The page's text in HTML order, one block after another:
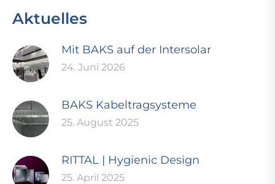
Aktuelles
Mit BAKS auf der Intersolar
24. Juni 2026
BAKS Kabeltragsysteme
25. August 2025
RITTAL | Hygienic Design
25. April 2025